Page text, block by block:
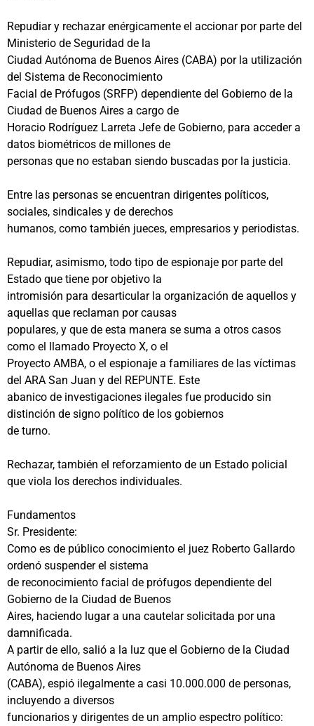
Repudiar y rechazar enérgicamente el accionar por parte del
Ministerio de Seguridad de la
Ciudad Autónoma de Buenos Aires (CABA) por la utilización
del Sistema de Reconocimiento
Facial de Prófugos (SRFP) dependiente del Gobierno de la
Ciudad de Buenos Aires a cargo de
Horacio Rodríguez Larreta Jefe de Gobierno, para acceder a
datos biométricos de millones de
personas que no estaban siendo buscadas por la justicia.
Entre las personas se encuentran dirigentes políticos,
sociales, sindicales y de derechos
humanos, como también jueces, empresarios y periodistas.
Repudiar, asimismo, todo tipo de espionaje por parte del
Estado que tiene por objetivo la
intromisión para desarticular la organización de aquellos y
aquellas que reclaman por causas
populares, y que de esta manera se suma a otros casos
como el llamado Proyecto X, o el
Proyecto AMBA, o el espionaje a familiares de las víctimas
del ARA San Juan y del REPUNTE. Este
abanico de investigaciones ilegales fue producido sin
distinción de signo político de los gobiernos
de turno.
Rechazar, también el reforzamiento de un Estado policial
que viola los derechos individuales.
Fundamentos
Sr. Presidente:
Como es de público conocimiento el juez Roberto Gallardo
ordenó suspender el sistema
de reconocimiento facial de prófugos dependiente del
Gobierno de la Ciudad de Buenos
Aires, haciendo lugar a una cautelar solicitada por una
damnificada.
A partir de ello, salió a la luz que el Gobierno de la Ciudad
Autónoma de Buenos Aires
(CABA), espió ilegalmente a casi 10.000.000 de personas,
incluyendo a diversos
funcionarios y dirigentes de un amplio espectro político: